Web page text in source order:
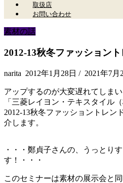
取扱店
お問い合わせ
素材の話
2012-13秋冬ファッション
narita 2012年1月28日 / 2021年7月
アップするのが大変遅れてしま
「三菱レイヨン・テキスタイル
2012-13秋冬ファッショントレン
介します。
・・・鄭貞子さんの、うっとり
す！・・・
このセミナーは素材の展示会と